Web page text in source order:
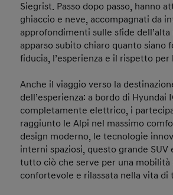
Siegrist. Passo dopo passo, hanno
ghiaccio e neve, accompagnati da
approfondimenti sulle sfide dell’alta
apparso subito chiaro quanto siano
fiducia, l’esperienza e il rispetto per
Anche il viaggio verso la
dell’esperienza: a bordo di Hyundai
completamente elettrico, i
raggiunto le Alpi nel massimo
design moderno, le tecnologie
interni spaziosi, questo grande
tutto ciò che serve per una
confortevole e rilassata nella vita